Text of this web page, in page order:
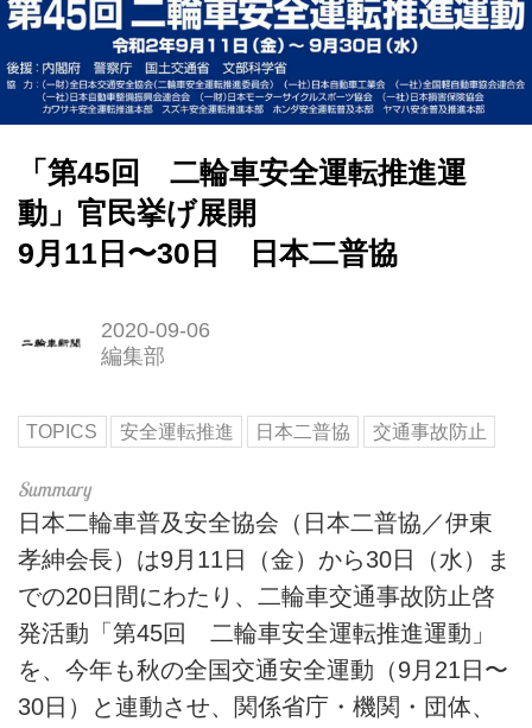
「第45回 二輪車安全運転推進運
動」官民挙げ展開
9月11日〜30日 日本二普協
2020-09-06
編集部
TOPICS 安全運転推進 日本二普協 交通事故防止
日本二輪車普及安全協会（日本二普協／伊東
孝紳会長）は9月11日（金）から30日（水）ま
での20日間にわたり、二輪車交通事故防止啓
発活動「第45回 二輪車安全運転推進運動」
を、今年も秋の全国交通安全運動（9月21日〜
30日）と連動させ、関係省庁・機関・団体、